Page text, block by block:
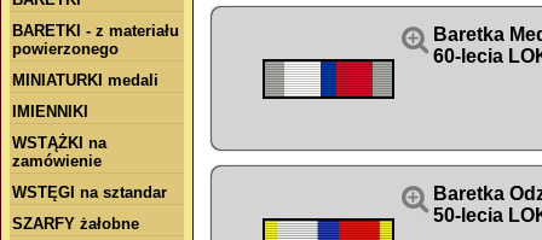
BARETKI - z materiału
powierzonego
MINIATURKI medali
IMIENNIKI
WSTĄŻKI na
zamówienie
WSTĘGI na sztandar
SZARFY żałobne
 Baretka
60-lecia
 Baretka
50-lecia